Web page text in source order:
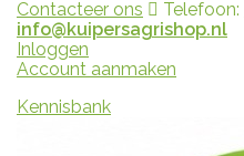
Contacteer ons Telefoon:
info@kuipersagrishop.nl
Inloggen
Account aanmaken
Kennisbank